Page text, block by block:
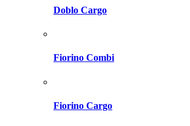
Doblo Cargo
Fiorino Combi
Fiorino Cargo